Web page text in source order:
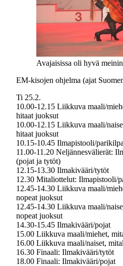
Avajaisissa oli hyvä
EM-kisojen ohjelma (ajat
Ti 25.2.
10.00-12.15 Liikkuva maali/
hitaat juoksut
10.00-12.15 Liikkuva maali/
hitaat juoksut
10.15-10.45 Ilmapistooli/
11.00-11.20 Neljännesvälierät:
(pojat ja tytöt)
12.15-13.30 Ilmakivääri/tytöt
12.30 Mitaliottelut: Ilmapistooli/
12.45-14.30 Liikkuva maali/
nopeat juoksut
12.45-14.30 Liikkuva maali/
nopeat juoksut
14.30-15.45 Ilmakivääri/pojat
15.00 Liikkuva maali/miehet,
16.00 Liikkuva maali/naiset,
16.30 Finaali: Ilmakivääri/tytöt
18.00 Finaali: Ilmakivääri/pojat